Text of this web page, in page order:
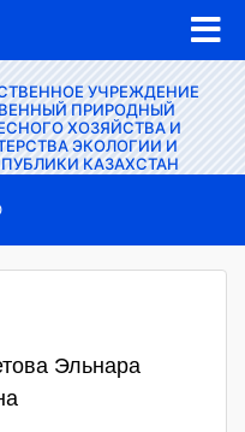
УЧРЕЖДЕНИЕ
ПРИРОДНЫЙ
ХОЗЯЙСТВА И
ЭКОЛОГИИ И
КАЗАХСТАН
Эльнара